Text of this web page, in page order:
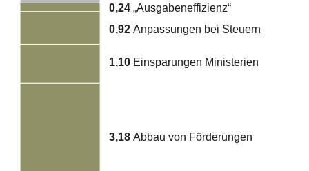
0,24„Ausgabeneffizienz“
0,92Anpassungen bei Steuern
1,10Einsparungen Ministerien
3,18Abbau von Förderungen